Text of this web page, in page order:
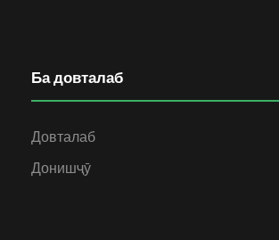
Ба довталаб
Довталаб
Донишҷӯ